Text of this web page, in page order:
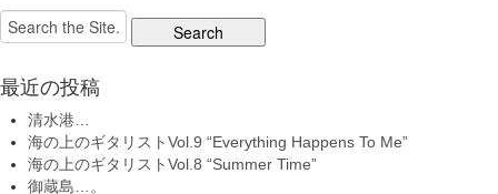
Search
for:
最近の投稿
清水港…
海の上のギタリストVol.9 “Everything Happens To Me”
海の上のギタリストVol.8 “Summer Time”
御蔵島…。